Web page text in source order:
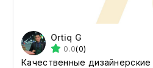
Ortiq G
0.0(0)
Качественные